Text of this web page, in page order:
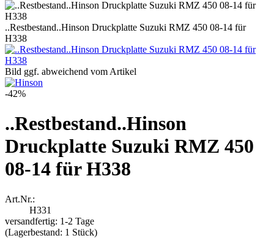
..Restbestand..Hinson Druckplatte Suzuki RMZ 450 08-14 für
H338
Bild ggf. abweichend vom Artikel
-42%
..Restbestand..Hinson
Druckplatte Suzuki RMZ 450
08-14 für H338
Art.Nr.:
H331
versandfertig: 1-2 Tage
(Lagerbestand: 1 Stück)